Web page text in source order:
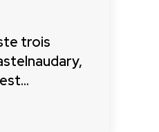
trois